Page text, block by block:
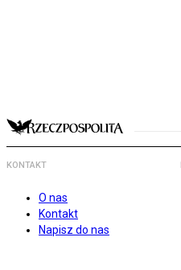
KONTAKT
O nas
Kontakt
Napisz do nas